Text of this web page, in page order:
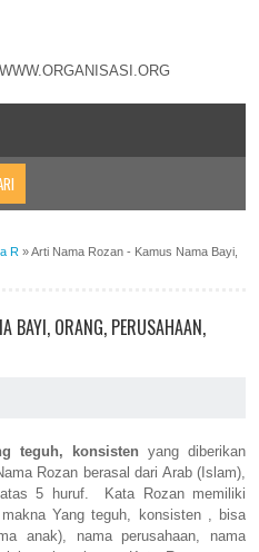
R »Arti Nama Rozan - Kamus Nama Bayi,
BAYI, ORANG, PERUSAHAAN,
teguh, konsisten yang diberikan
Rozan berasal dari Arab (Islam),
5 huruf. Kata Rozan memiliki
Yang teguh, konsisten , bisa
anak), nama perusahaan, nama